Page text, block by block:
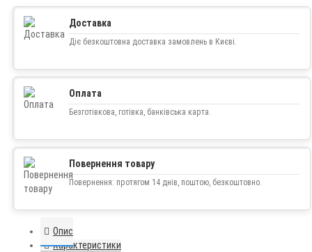
Доставка
Діє безкоштовна доставка замовлень в Києві.
Оплата
Безготівкова, готівка, банківська карта.
Повернення товару
Повернення: протягом 14 днів, поштою, безкоштовно.
Опис
Характеристики